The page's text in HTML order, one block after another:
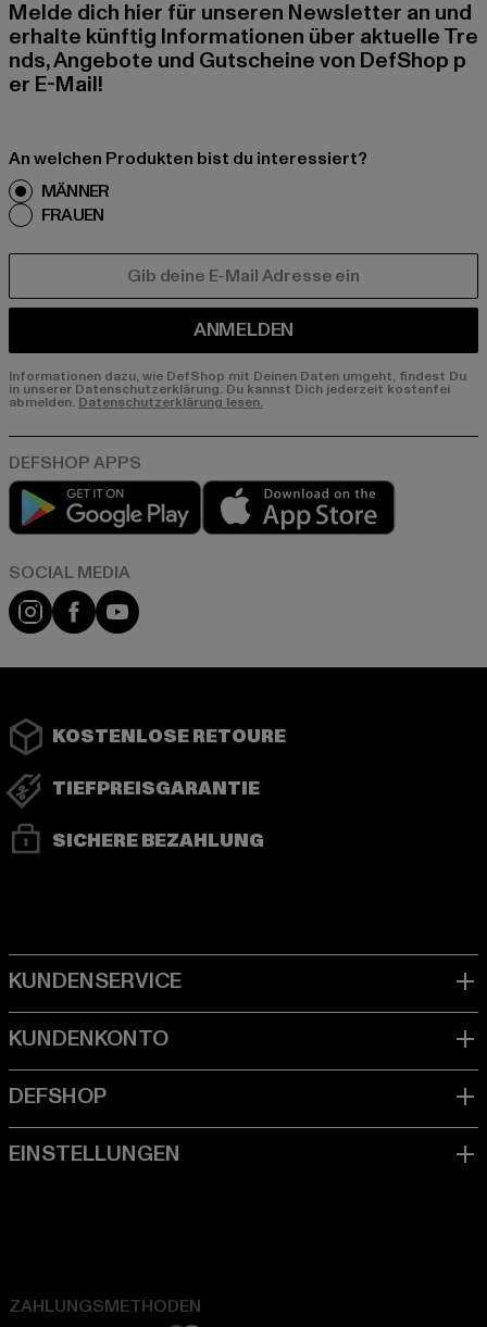
Melde dich hier für unseren Newsletter an und
erhalte künftig Informationen über aktuelle Tre
nds, Angebote und Gutscheine von DefShop p
er E-Mail!
An welchen Produkten bist du interessiert?
MÄNNER
FRAUEN
ANMELDEN
Informationen dazu, wie DefShop mit Deinen Daten umgeht, findest Du
in unserer Datenschutzerklärung. Du kannst Dich jederzeit kostenfei
abmelden. Datenschutzerklärung lesen.
Play market
Instagram
FacebookYouTube
KOSTENLOSE RETOURE
TIEFPREISGARANTIE
SICHERE BEZAHLUNG
ZAHLUNGSMETHODEN